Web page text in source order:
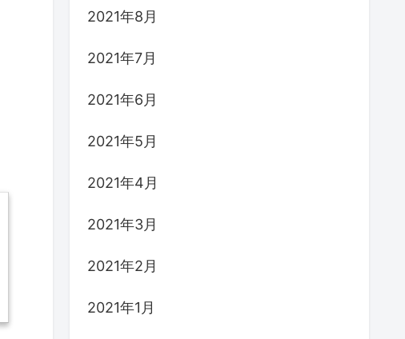
2021年8月
2021年7月
2021年6月
2021年5月
2021年4月
2021年3月
2021年2月
2021年1月